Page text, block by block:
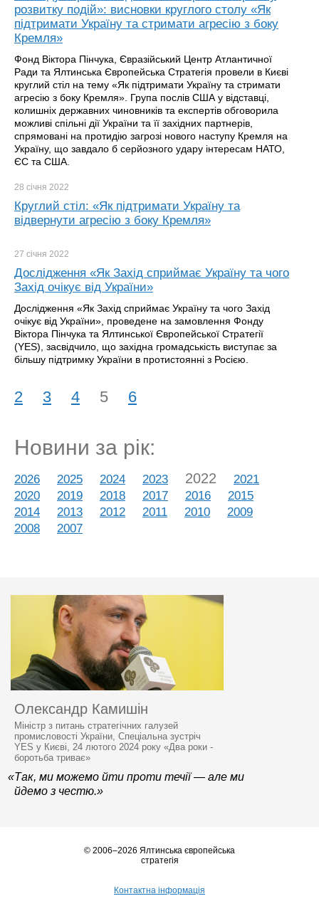
розвитку подій»: висновки круглого столу «Як
підтримати Україну та стримати агресію з боку
Кремля»
Фонд Віктора Пінчука, Євразійський Центр Атлантичної
Ради та Ялтинська Європейська Стратегія провели в Києві
круглий стіл на тему «Як підтримати Україну та стримати
агресію з боку Кремля». Група послів США у відставці,
колишніх державних чиновників та експертів обговорила
можливі спільні дії України та її західних партнерів,
спрямовані на протидію загрозі нового наступу Кремля на
Україну, що завдало б серйозного удару інтересам НАТО,
ЄС та США.
28 січня 2022
Круглий стіл: «Як підтримати Україну та
відвернути агресію з боку Кремля»
27 січня 2022
Дослідження «Як Захід сприймає Україну та чого
Захід очікує від України»
Дослідження «Як Захід сприймає Україну та чого Захід
очікує від України», проведене на замовлення Фонду
Віктора Пінчука та Ялтинської Європейської Стратегії
(YES), засвідчило, що західна громадськість виступає за
більшу підтримку України в протистоянні з Росією.
2 3 4 5 6
Новини за рік:
2026 2025 2024 2023 2022
2021
2020
2019 2018 2017 2016
2015
2014
2013 2012 2011 2010
2009
2008
2007
Олександр Камишін
Міністр з питань стратегічних галузей
промисловості України, Спеціальна зустріч
YES у Києві, 24 лютого 2024 року «Два роки -
боротьба триває»
«Так, ми можемо йти проти течії — але ми
йдемо з честю.»
© 2006–2026 Ялтинська європейська
стратегія
Контактна інформація